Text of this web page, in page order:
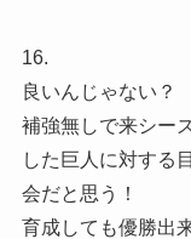
16.
良いんじゃない？
補強無しで来シー
した巨人に対する
会だと思う！
育成しても優勝出